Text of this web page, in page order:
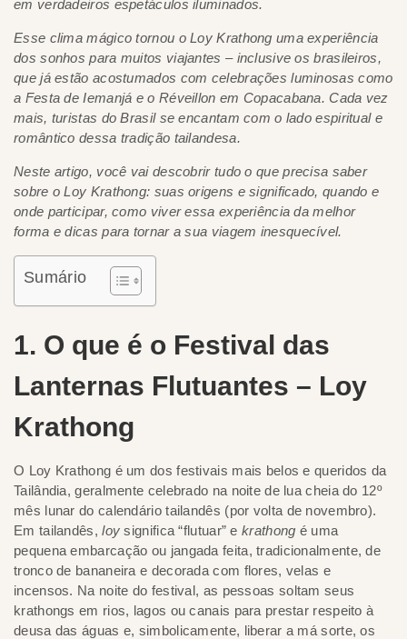
em verdadeiros espetáculos iluminados.
Esse clima mágico tornou o Loy Krathong uma experiência
dos sonhos para muitos viajantes – inclusive os brasileiros,
que já estão acostumados com celebrações luminosas como
a Festa de Iemanjá e o Réveillon em Copacabana. Cada vez
mais, turistas do Brasil se encantam com o lado espiritual e
romântico dessa tradição tailandesa.
Neste artigo, você vai descobrir tudo o que precisa saber
sobre o Loy Krathong: suas origens e significado, quando e
onde participar, como viver essa experiência da melhor
forma e dicas para tornar a sua viagem inesquecível.
Sumário
1. O que é o Festival das
Lanternas Flutuantes – Loy
Krathong
O Loy Krathong é um dos festivais mais belos e queridos da
Tailândia, geralmente celebrado na noite de lua cheia do 12º
mês lunar do calendário tailandês (por volta de novembro).
Em tailandês,loy significa “flutuar” ekrathong é uma
pequena embarcação ou jangada feita, tradicionalmente, de
tronco de bananeira e decorada com flores, velas e
incensos. Na noite do festival, as pessoas soltam seus
krathongs em rios, lagos ou canais para prestar respeito à
deusa das águas e, simbolicamente, liberar a má sorte, os